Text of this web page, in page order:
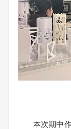
本次期中